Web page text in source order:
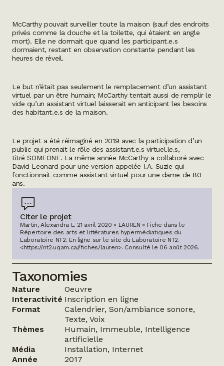
McCarthy pouvait surveiller toute la maison (sauf des endroits
privés comme la douche et la toilette, qui étaient en angle
mort). Elle ne dormait que quand les participant.e.s
dormaient, restant en observation constante pendant les
heures de réveil.
Le but n’était pas seulement le remplacement d’un assistant
virtuel par un être humain; McCarthy tentait aussi de remplir le
vide qu’un assistant virtuel laisserait en anticipant les besoins
des habitant.e.s de la maison.
Le projet a été réimaginé en 2019 avec la participation d’un
public qui prenait le rôle des assistant.e.s virtuel.le.s,
titréSOMEONE. La même année McCarthy a collaboré avec
David Leonard pour une version appelée I.A. Suzie qui
fonctionnait comme assistant virtuel pour une dame de 80
ans.
Citer le projet
Martin, Alexandra L. 21 avril 2020 « LAUREN » Fiche dans le
Répertoire des arts et littératures hypermédiatiques du
Laboratoire NT2. En ligne sur le site du Laboratoire NT2.
<https://nt2.uqam.ca//fiches/lauren>. Consulté le 06 août 2026.
Taxonomies
Nature
Oeuvre
Interactivité Inscription en ligne
Format
Calendrier, Son/ambiance sonore,
Texte, Voix
Thèmes
Humain, Immeuble, Intelligence
artificielle
Média
Installation, Internet
Année
2017